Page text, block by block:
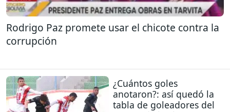
Rodrigo Paz promete usar el chicote contra la
corrupción
¿Cuántos goles
anotaron?: así quedó la
tabla de goleadores del